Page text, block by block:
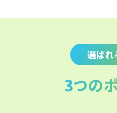
選ばれ
3つの